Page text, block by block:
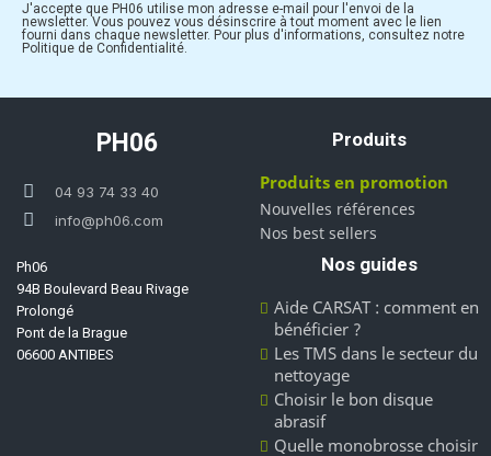
J'accepte que PH06 utilise mon adresse e-mail pour l'envoi de la
newsletter. Vous pouvez vous désinscrire à tout moment avec le lien
fourni dans chaque newsletter. Pour plus d'informations, consultez notre
Politique de Confidentialité.
PH06
04 93 74 33 40
info@ph06.com
Ph06
94B Boulevard Beau Rivage
Prolongé
Pont de la Brague
06600 ANTIBES
Produits
Produits en promotion
Nouvelles références
Nos best sellers
Nos guides
Aide CARSAT : comment en
bénéficier ?
Les TMS dans le secteur du
nettoyage
Choisir le bon disque
abrasif
Quelle monobrosse choisir